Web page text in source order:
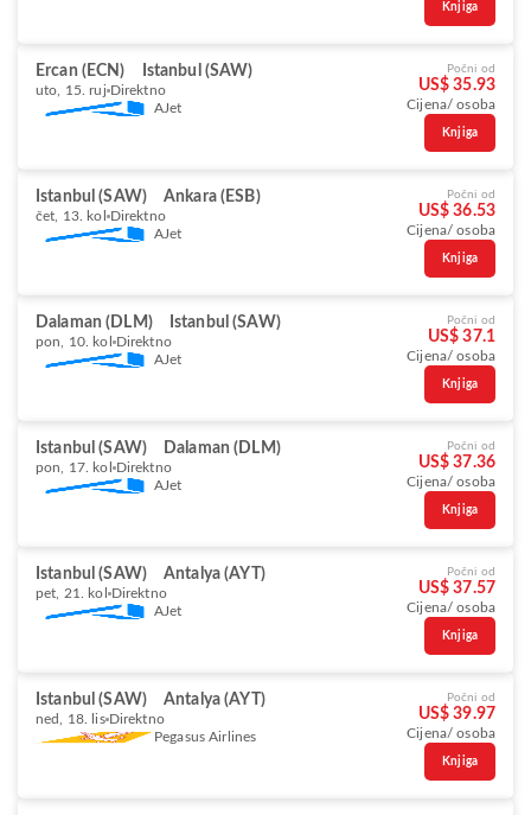
Knjiga
Ercan (ECN) Istanbul (SAW)
uto, 15. ruj Direktno
AJet
Počni od
US$ 35.93
Cijena/ osoba
Knjiga
Istanbul (SAW) Ankara (ESB)
čet, 13. kol Direktno
AJet
Počni od
US$ 36.53
Cijena/ osoba
Knjiga
Dalaman (DLM) Istanbul (SAW)
pon, 10. kol Direktno
AJet
Počni od
US$ 37.1
Cijena/ osoba
Knjiga
Istanbul (SAW) Dalaman (DLM)
pon, 17. kol Direktno
AJet
Počni od
US$ 37.36
Cijena/ osoba
Knjiga
Istanbul (SAW) Antalya (AYT)
pet, 21. kol Direktno
AJet
Počni od
US$ 37.57
Cijena/ osoba
Knjiga
Istanbul (SAW) Antalya (AYT)
ned, 18. lis Direktno
Pegasus Airlines
Počni od
US$ 39.97
Cijena/ osoba
Knjiga